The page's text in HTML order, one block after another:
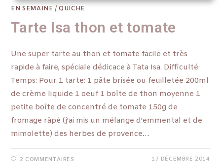
EN SEMAINE /QUICHE
Tarte Isa thon et tomate
Une super tarte au thon et tomate facile et très
rapide à faire, spéciale dédicace à Tata Isa. Difficulté:
Temps: Pour 1 tarte: 1 pâte brisée ou feuilletée 200ml
de crème liquide 1 oeuf 1 boîte de thon moyenne 1
petite boîte de concentré de tomate 150g de
fromage râpé (j'ai mis un mélange d'emmental et de
mimolette) des herbes de provence…
2 COMMENTAIRES 17 DÉCEMBRE 2014